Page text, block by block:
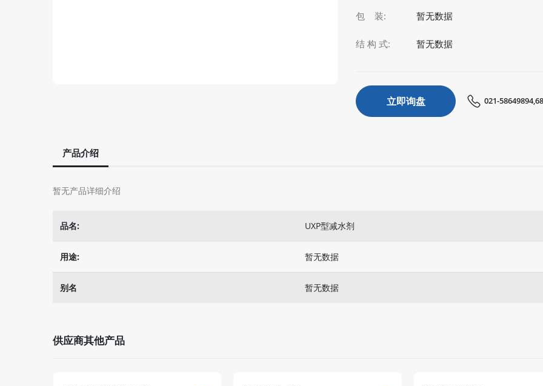
包 装: 暂无数据
结 构 式: 暂无数据
立即询盘 021-
产品介绍
暂无产品详细介绍
品名: UXP型减水剂
用途: 暂无数据
别名 暂无数据
供应商其他产品